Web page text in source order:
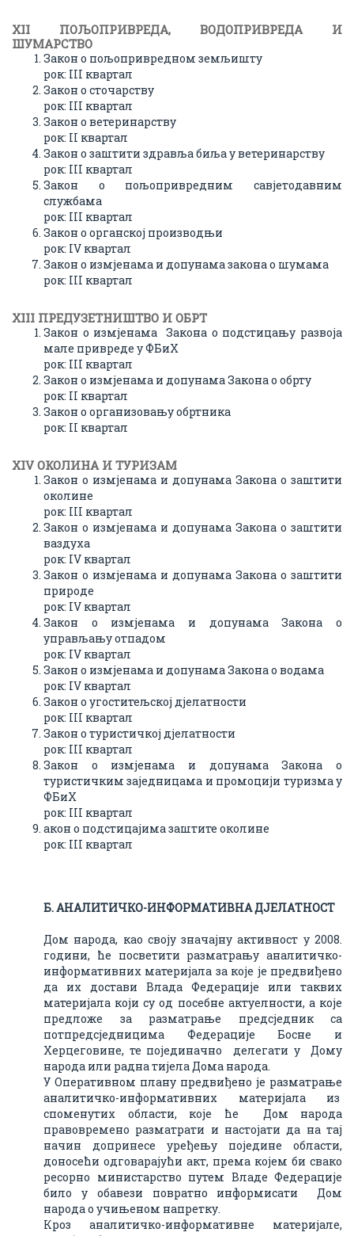
XII ПОЉОПРИВРЕДA, ВОДОПРИВРЕДA И
ШУМAРСТВО
Закон о пољопривредном земљишту
рок: III квартал
Закон о сточарству
рок: III квартал
Закон о ветеринарству
рок: II квартал
Закон о заштити здравља биља у ветеринарству
рок: III квартал
Закон о пољопривредним савјетодавним
службама
рок: III квартал
Закон о органској производњи
рок: IV квартал
Закон о измјенама и допунама закона о шумама
рок: III квартал
XIII ПРЕДУЗЕТНИШТВО И ОБРТ
Закон о измјенама Закона о подстицању развоја
мале привреде у ФБиХ
рок: III квартал
Закон о измјенама и допунама Закона о обрту
рок: II квартал
Закон о организовању обртника
рок: II квартал
XIV ОКОЛИНА И ТУРИЗAМ
Закон о измјенама и допунама Закона о заштити
околине
рок: III квартал
Закон о измјенама и допунама Закона о заштити
ваздуха
рок: IV квартал
Закон о измјенама и допунама Закона о заштити
природе
рок: IV квартал
Закон о измјенама и допунама Закона о
управљању отпадом
рок: IV квартал
Закон о измјенама и допунама Закона о водама
рок: IV квартал
Закон о угоститељској дјелатности
рок: III квартал
Закон о туристичкој дјелатности
рок: III квартал
Закон о измјенама и допунама Закона о
туристичким заједницама и промоцији туризма у
ФБиХ
рок: III квартал
акон о подстицајима заштите околине
рок: III квартал
Б. AНAЛИТИЧКО-ИНФОРМAТИВНA ДЈЕЛAТНОСТ
Дом народа, као своју значајну активност у 2008.
години, ће посветити разматрању аналитичко-
информативних материјала за које је предвиђено
да их достави Влада Федерације или таквих
материјала који су од посебне актуелности, а које
предложе за разматрање предсједник са
потпредсједницима Федерације Босне и
Херцеговине, те појединачно делегати у Дому
народа или радна тијела Дома народа.
У Оперативном плану предвиђено је разматрање
аналитичко-информативних материјала из
споменутих области, које ће Дом народа
правовремено разматрати и настојати да на тај
начин допринесе уређењу поједине области,
доносећи одговарајући акт, према којем би свако
ресорно министарство путем Владе Федерације
било у обавези повратно информисати Дом
народа о учињеном напретку.
Кроз аналитичко-информативне материјале,